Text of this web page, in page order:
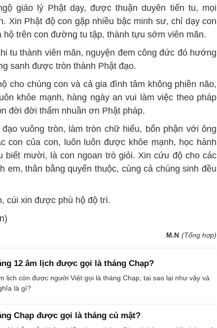
giáo lý Phật dạy, được thuận duyên tiến tu, mọi
Xin Phật độ con gặp nhiều bậc minh sư, chỉ dạy con
hộ trên con đường tu tập, thành tựu sớm viên mãn.
tu thành viên mãn, nguyện đem công đức đó hướng
sanh được tròn thành Phật đạo.
cho chúng con và cả gia đình tâm không phiền não,
khỏe mạnh, hàng ngày an vui làm việc theo pháp
đời đời thấm nhuần ơn Phật pháp.
vuông tròn, làm tròn chữ hiếu, bổn phận với ông
con của con, luôn luôn được khỏe mạnh, học hành
biết mười, là con ngoan trò giỏi. Xin cứu độ cho các
em, thân bằng quyến thuộc, cùng cả chúng sinh đều
cúi xin được phù hộ độ trì.
M.N (Tổng hợp)
12 âm lịch được gọi là tháng Chạp?
lịch còn được người Việt gọi là tháng Chạp, tại sao lại như vậy và
là gì?
Chạp được gọi là tháng củ mật?